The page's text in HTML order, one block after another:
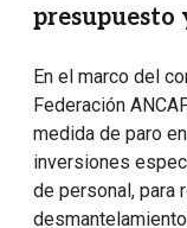
presupuesto
En el marco del
Federación
medida de paro
inversiones
de personal, para